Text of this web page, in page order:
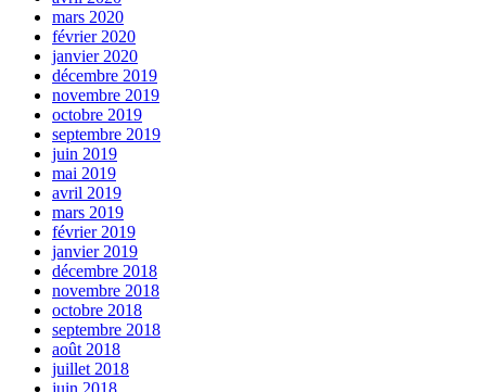
mars 2020
février 2020
janvier 2020
décembre 2019
novembre 2019
octobre 2019
septembre 2019
juin 2019
mai 2019
avril 2019
mars 2019
février 2019
janvier 2019
décembre 2018
novembre 2018
octobre 2018
septembre 2018
août 2018
juillet 2018
juin 2018